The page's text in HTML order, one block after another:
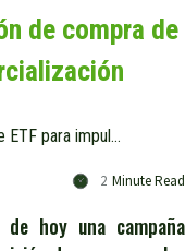
de compra de
Bankinter elimina la comisión de compra de ETF para impulsar su comercialización
2 Minute Read
hoy una campaña